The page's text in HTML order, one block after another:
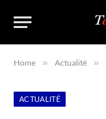
Home » Actualité »
ACTUALITÉ